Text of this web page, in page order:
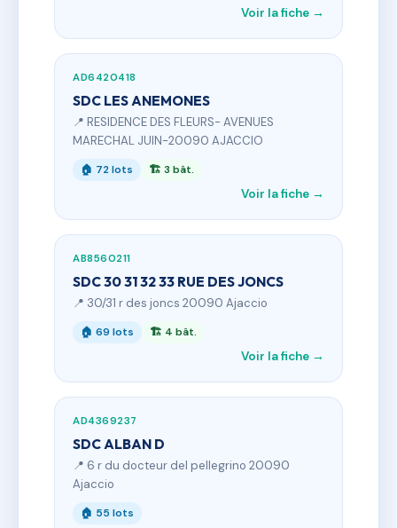
Voir la fiche →
AD6420418
SDC LES ANEMONES
📍 RESIDENCE DES FLEURS- AVENUES
MARECHAL JUIN-20090 AJACCIO
🏠 72 lots 🏗 3 bât.
Voir la fiche →
AB8560211
SDC 30 31 32 33 RUE DES JONCS
📍 30/31 r des joncs 20090 Ajaccio
🏠 69 lots 🏗 4 bât.
Voir la fiche →
AD4369237
SDC ALBAN D
📍 6 r du docteur del pellegrino 20090
Ajaccio
🏠 55 lots